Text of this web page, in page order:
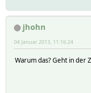
jhohn
04 Januar 2013, 11:16:24
Warum das? Geht in der